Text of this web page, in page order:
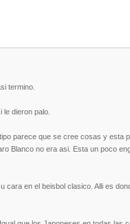
termino.
dieron palo.
parece que se cree cosas y esta
Blanco no era asi. Esta un poco
en el beisbol clasico. Alli es